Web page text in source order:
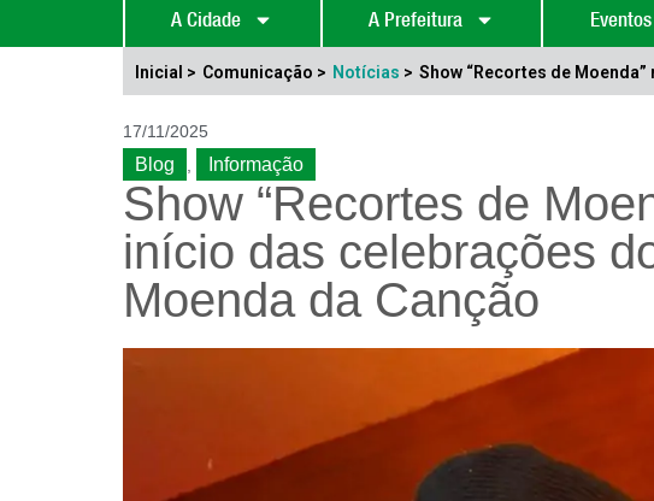
A Cidade A Prefeitura Eventos
Inicial > Comunicação > Notícias > Show “Recortes de
17/11/2025
Blog , Informação
Show “Recortes de
início das celebrações
Moenda da Canção